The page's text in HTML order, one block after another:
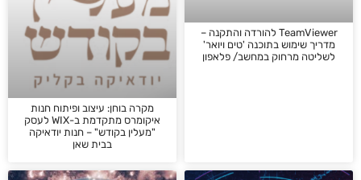
TeamViewer להורדה והתקנה –
בתוכנה 'טים ויואר'
במחשב/ פלאפון
מקרה בוחן: עיצוב ופיתוח חנות
איקומרס מתקדמת ב-WIX לעסק
"מעלין בקודש" – חנות יודאיקה